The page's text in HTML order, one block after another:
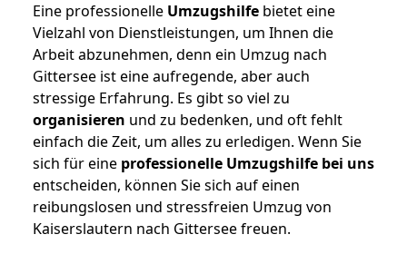
Eine professionelle Umzugshilfe bietet eine
Vielzahl von Dienstleistungen, um Ihnen die
Arbeit abzunehmen, denn ein Umzug nach
Gittersee ist eine aufregende, aber auch
stressige Erfahrung. Es gibt so viel zu
organisieren und zu bedenken, und oft fehlt
einfach die Zeit, um alles zu erledigen. Wenn Sie
sich für eine professionelle Umzugshilfe bei uns
entscheiden, können Sie sich auf einen
reibungslosen und stressfreien Umzug von
Kaiserslautern nach Gittersee freuen.